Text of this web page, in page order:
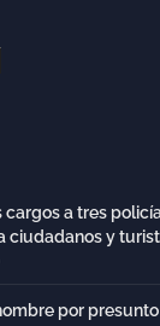
a tres
ciudadanos y
por